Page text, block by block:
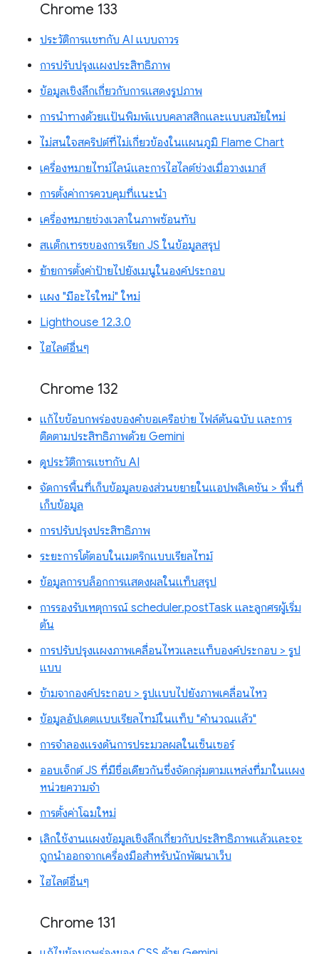
Chrome 133
ประวัติการแชทกับ AI แบบถาวร
การปรับปรุงแผงประสิทธิภาพ
ข้อมูลเชิงลึกเกี่ยวกับการแสดงรูปภาพ
การนำทางด้วยแป้นพิมพ์แบบคลาสสิกและแบบสมัยใหม่
ไม่สนใจสคริปต์ที่ไม่เกี่ยวข้องในแผนภูมิ Flame Chart
เครื่องหมายไทม์ไลน์และการไฮไลต์ช่วงเมื่อวางเมาส์
การตั้งค่าการควบคุมที่แนะนำ
เครื่องหมายช่วงเวลาในภาพซ้อนทับ
สแต็กเทรซของการเรียก JS ในข้อมูลสรุป
ย้ายการตั้งค่าป้ายไปยังเมนูในองค์ประกอบ
แผง "มีอะไรใหม่" ใหม่
Lighthouse 12.3.0
ไฮไลต์อื่นๆ
Chrome 132
แก้ไขข้อบกพร่องของคำขอเครือข่าย ไฟล์ต้นฉบับ และการ
ติดตามประสิทธิภาพด้วย Gemini
ดูประวัติการแชทกับ AI
จัดการพื้นที่เก็บข้อมูลของส่วนขยายในแอปพลิเคชัน > พื้นที่
เก็บข้อมูล
การปรับปรุงประสิทธิภาพ
ระยะการโต้ตอบในเมตริกแบบเรียลไทม์
ข้อมูลการบล็อกการแสดงผลในแท็บสรุป
การรองรับเหตุการณ์ scheduler.postTask และลูกศรผู้เริ่ม
ต้น
การปรับปรุงแผงภาพเคลื่อนไหวและแท็บองค์ประกอบ > รูป
แบบ
ข้ามจากองค์ประกอบ > รูปแบบไปยังภาพเคลื่อนไหว
ข้อมูลอัปเดตแบบเรียลไทม์ในแท็บ "คำนวณแล้ว"
การจำลองแรงดันการประมวลผลในเซ็นเซอร์
ออบเจ็กต์ JS ที่มีชื่อเดียวกันซึ่งจัดกลุ่มตามแหล่งที่มาในแผง
หน่วยความจำ
การตั้งค่าโฉมใหม่
เลิกใช้งานแผงข้อมูลเชิงลึกเกี่ยวกับประสิทธิภาพแล้วและจะ
ถูกนำออกจากเครื่องมือสำหรับนักพัฒนาเว็บ
ไฮไลต์อื่นๆ
Chrome 131